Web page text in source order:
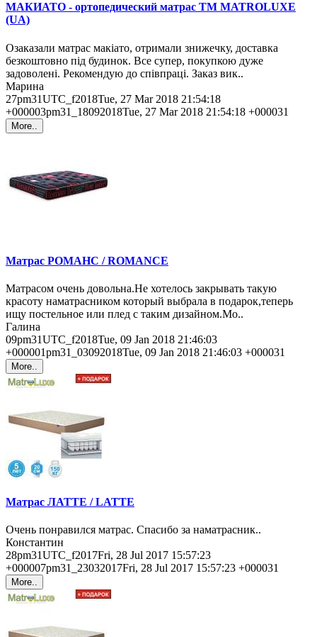
МАКИАТО - ортопедический матрас ТМ MATROLUXE
(UA)
Озаказали матрас макіато, отримали знижечку, доставка
безкоштовно під будинок. Все супер, покупкою дуже
задоволені. Рекомендую до співпраці. Заказ вик..
Марина
27pm31UTC_f2018Tue, 27 Mar 2018 21:54:18
+000003pm31_18092018Tue, 27 Mar 2018 21:54:18 +000031
More..
Матрас РОМАНС / ROMANCE
Матрасом очень довольна.Не хотелось закрывать такую
красоту наматрасником который выбрала в подарок,теперь
ищу постельное или плед с таким дизайном.Мо..
Галина
09pm31UTC_f2018Tue, 09 Jan 2018 21:46:03
+000001pm31_03092018Tue, 09 Jan 2018 21:46:03 +000031
More..
Матрас ЛАТТЕ / LATTE
Очень понравился матрас. Спасибо за наматрасник..
Константин
28pm31UTC_f2017Fri, 28 Jul 2017 15:57:23
+000007pm31_23032017Fri, 28 Jul 2017 15:57:23 +000031
More..